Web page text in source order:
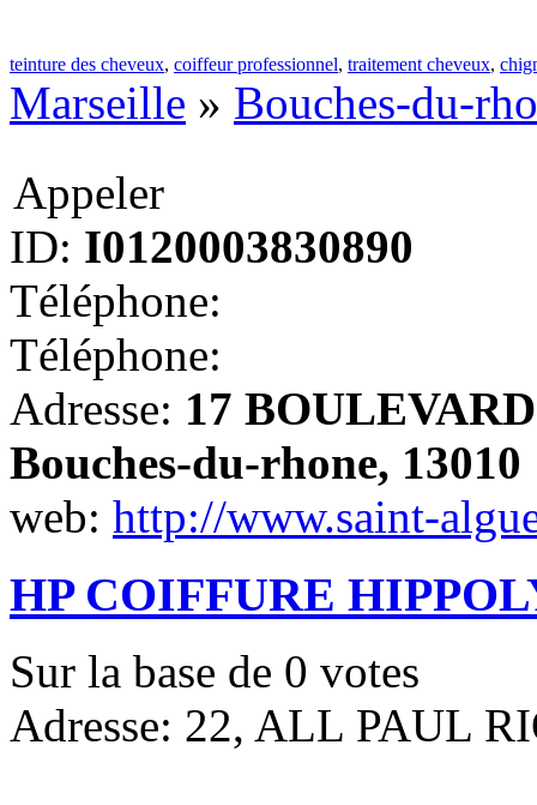
teinture des cheveux, coiffeur professionnel, traitement cheveux,
Marseille » Bouches-du-
Appeler
ID: I0120003830890
Téléphone:
Téléphone:
Adresse: 17
Bouches-du-rhone, 13010
web: http://www.saint-
HP COIFFURE
Sur la base de 0 votes
Adresse: 22, ALL PAUL